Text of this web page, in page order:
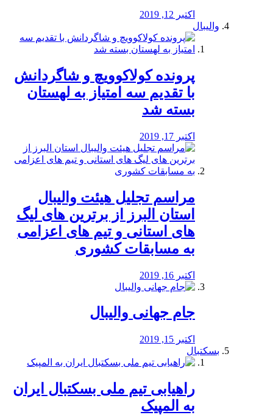
اکتبر 12, 2019
والیبال
پرونده کولاکوویچ و شاگردانش
با تقدیم سه امتیاز به لهستان
بسته شد
اکتبر 17, 2019
مراسم تجلیل هیئت والیبال
استان البرز از برترین های لیگ
های استانی و تیم های اعزامی
به مسابقات کشوری
اکتبر 16, 2019
جام جهانی والیبال
اکتبر 15, 2019
بسکتبال
راهیابی تیم ملی بسکتبال ایران
به المپیک